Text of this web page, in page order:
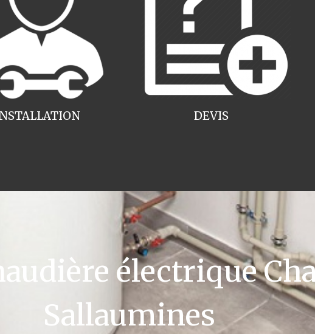
DEVIS
électrique
Sallaumines